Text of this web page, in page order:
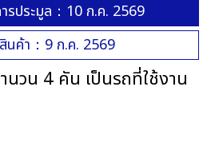
รประมูล：10 ก.ค. 2569
นค้า：9 ก.ค. 2569
นวน 4 คัน เป็นรถที่ใช้งาน